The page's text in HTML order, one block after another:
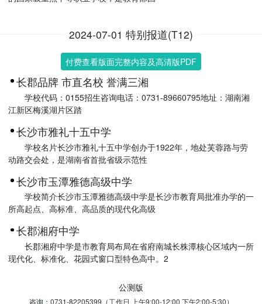
2024-07-01 特别报道(T12)
付费查看版面完整内容及高清版PDF
长郡品牌 市直名校 誉满三湘
学校代码：0155招生咨询电话：0731-89660795地址：湖南湘
江新区梅溪湖片区踏
长沙市雅礼十五中学
学校名片长沙市雅礼十五中学创办于1922年，地处芙蓉路与劳
动路交会处，是湖南省首批省级示范性
长沙市玉潭雅德高级中学
学校简介长沙市玉潭雅德高级中学是长沙市教育局批准办学的一
所高起点、高标准、高品质的现代化高级
长郡湘府中学
长郡湘府中学是市教育局布局在省府南城长株潭核心区域内一所
现代化、标准化、花园式窗口型特色高中。2
公测版
咨询： 0731-82205399（工作日 上午9:00-12:00 下午2:00-5:30）